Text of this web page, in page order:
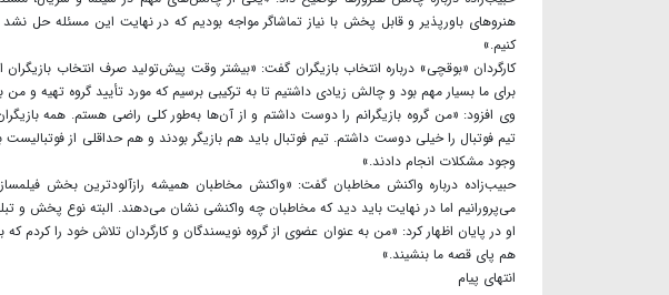
هنروهای باورپذیر و قابل پخش با نیاز تماشاگر مواجه بودیم که در نهایت این مسئله حل
کنیم.»
کارگردان «بوقچی» درباره انتخاب بازیگران گفت: «بیشتر وقت پیش‌تولید صرف انتخاب
برای ما بسیار مهم بود و چالش زیادی داشتیم تا به ترکیبی برسیم که مورد تأیید گروه تهیه و من
وی افزود: «من گروه بازیگرانم را دوست داشتم و از آن‌ها به‌طور کلی راضی هستم. همه
تیم فوتبال را خیلی دوست داشتم. تیم فوتبال باید هم بازیگر بودند و هم حداقلی از فوتبالیست
وجود مشکلات انجام دادند.»
حبیب‌زاده درباره واکنش مخاطبان گفت: «واکنش مخاطبان همیشه رازآلودترین بخش
می‌پرورانیم اما در نهایت باید دید که مخاطبان چه واکنشی نشان می‌دهند. البته نوع پخش و
او در پایان اظهار کرد: «من به عنوان عضوی از گروه نویسندگان و کارگردان تلاش خود را
هم پای قصه ما بنشیند.»
انتهای پیام